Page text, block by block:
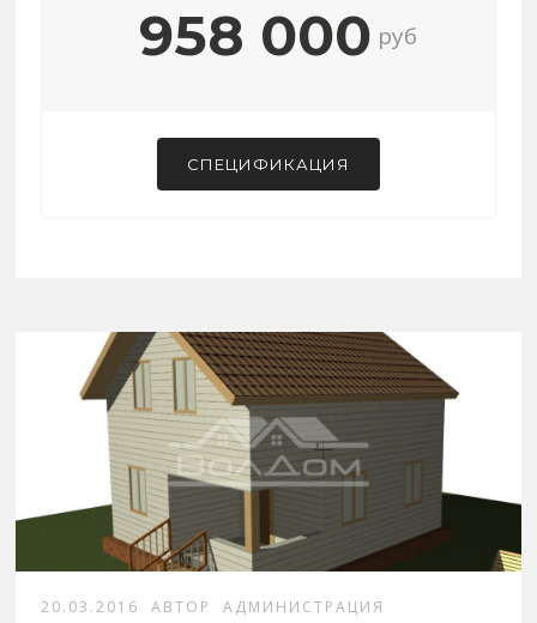
958 000 руб
СПЕЦИФИКАЦИЯ
20.03.2016 АВТОР АДМИНИСТРАЦИЯ